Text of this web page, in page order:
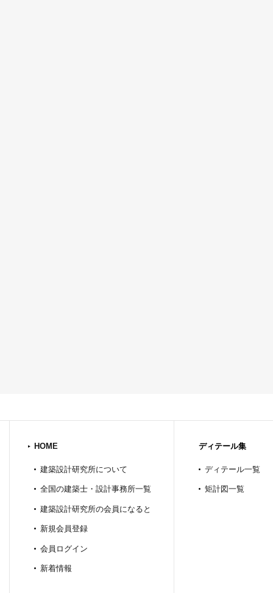
HOME
建築設計研究所について
全国の建築士・設計事務所一覧
建築設計研究所の会員になると
新規会員登録
会員ログイン
新着情報
ディテール集
ディテール一覧
矩計図一覧